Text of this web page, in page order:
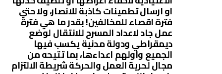
او ارسال تطمينات كاذبة للانصار، ولا حتي
فترة اقصاء للمخالفين! بقدر ما هي فترة
عمل جاد لاعداد المسرح للانتقال لوضع
ديمقراطي ودولة مدنية يكسب فيها
الجميع واولهم اعداءها، بما تتيحه من
مجال لحرية العمل والحركة شريطة الالتزام